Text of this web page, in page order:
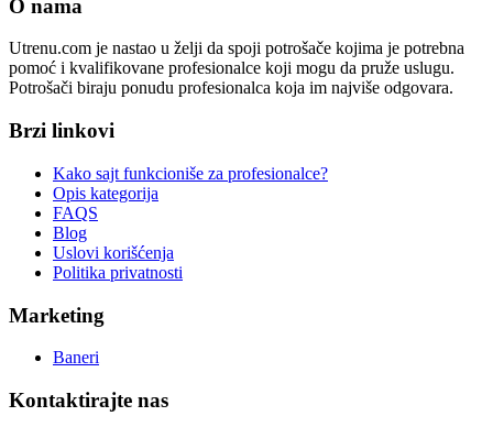
O nama
Utrenu.com je nastao u želji da spoji potrošače kojima je potrebna
pomoć i kvalifikovane profesionalce koji mogu da pruže uslugu.
Potrošači biraju ponudu profesionalca koja im najviše odgovara.
Brzi linkovi
Kako sajt funkcioniše za profesionalce?
Opis kategorija
FAQS
Blog
Uslovi korišćenja
Politika privatnosti
Marketing
Baneri
Kontaktirajte nas